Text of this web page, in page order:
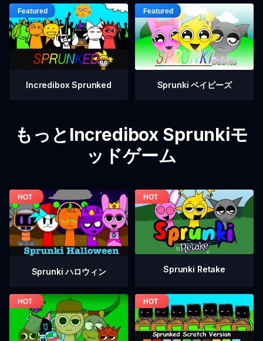
Incredibox Sprunked Sprunki ベイビーズ
もっとIncredibox Sprunkiモ
ッドゲーム
Sprunki ハロウィン Sprunki Retake